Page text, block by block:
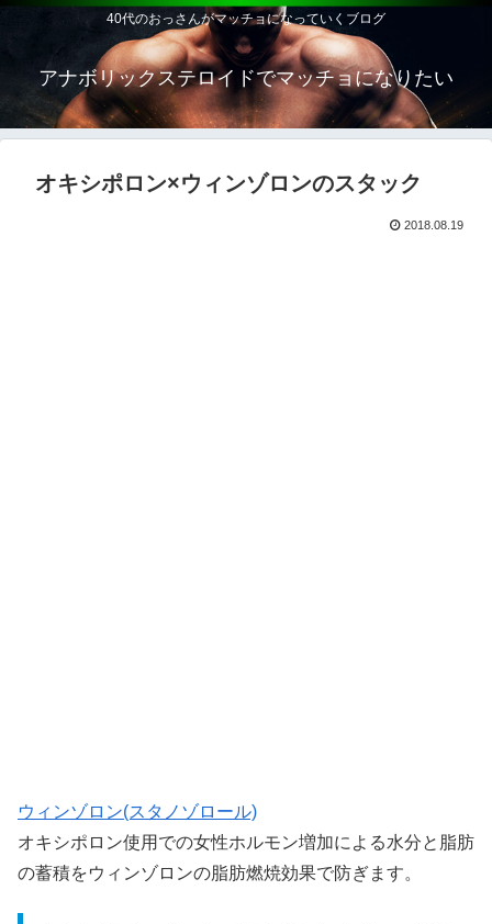
40代のおっさんがマッチョになっていくブログ
アナボリックステロイドでマッチョになりたい
オキシポロン×ウィンゾロンのスタック
2018.08.19
ウィンゾロン(スタノゾロール)
オキシポロン使用での女性ホルモン増加による水分と脂肪
の蓄積をウィンゾロンの脂肪燃焼効果で防ぎます。